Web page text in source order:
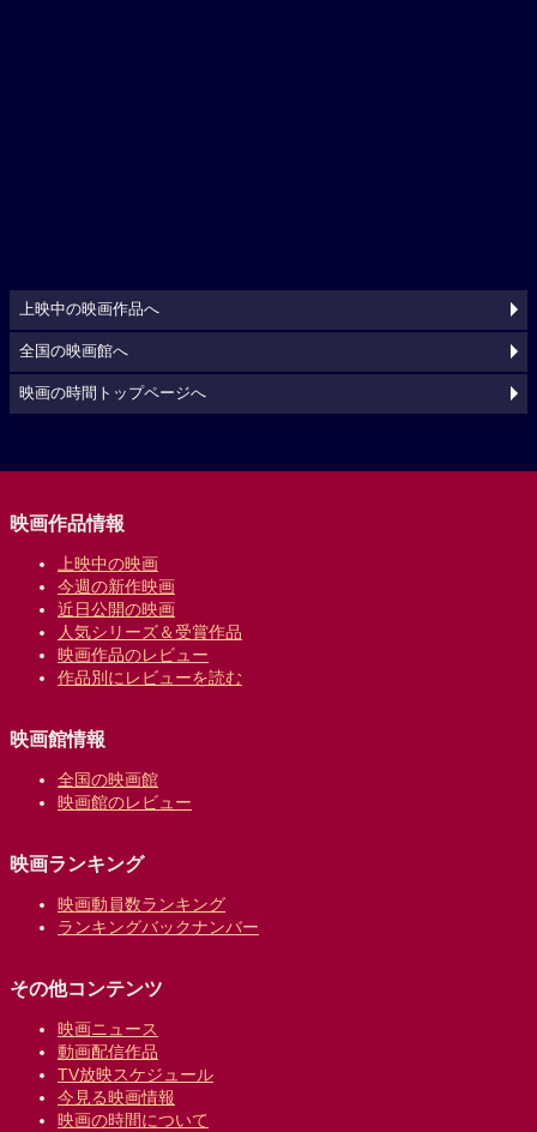
上映中の映画作品へ
全国の映画館へ
映画の時間トップページへ
映画作品情報
上映中の映画
今週の新作映画
近日公開の映画
人気シリーズ＆受賞作品
映画作品のレビュー
作品別にレビューを読む
映画館情報
全国の映画館
映画館のレビュー
映画ランキング
映画動員数ランキング
ランキングバックナンバー
その他コンテンツ
映画ニュース
動画配信作品
TV放映スケジュール
今見る映画情報
映画の時間について